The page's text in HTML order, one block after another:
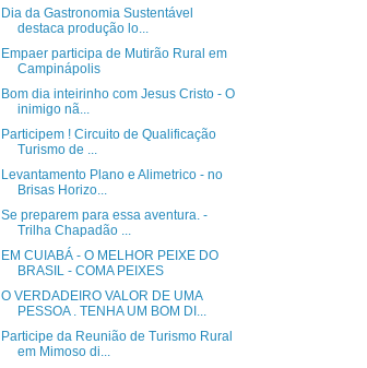
Dia da Gastronomia Sustentável
destaca produção lo...
Empaer participa de Mutirão Rural em
Campinápolis
Bom dia inteirinho com Jesus Cristo - O
inimigo nã...
Participem ! Circuito de Qualificação
Turismo de ...
Levantamento Plano e Alimetrico - no
Brisas Horizo...
Se preparem para essa aventura. -
Trilha Chapadão ...
EM CUIABÁ - O MELHOR PEIXE DO
BRASIL - COMA PEIXES
O VERDADEIRO VALOR DE UMA
PESSOA . TENHA UM BOM DI...
Participe da Reunião de Turismo Rural
em Mimoso di...